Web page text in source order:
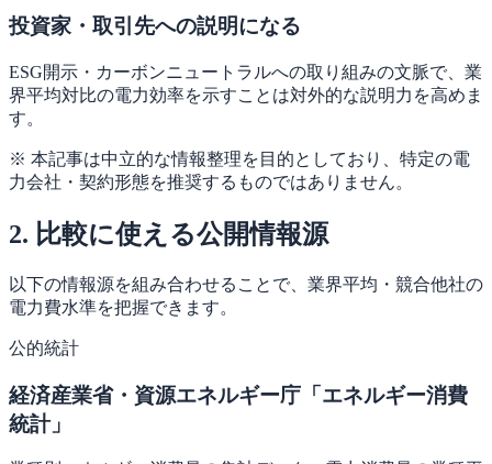
投資家・取引先への説明になる
ESG開示・カーボンニュートラルへの取り組みの文脈で、業
界平均対比の電力効率を示すことは対外的な説明力を高めま
す。
※ 本記事は中立的な情報整理を目的としており、特定の電
力会社・契約形態を推奨するものではありません。
2. 比較に使える公開情報源
以下の情報源を組み合わせることで、業界平均・競合他社の
電力費水準を把握できます。
公的統計
経済産業省・資源エネルギー庁「エネルギー消費
統計」